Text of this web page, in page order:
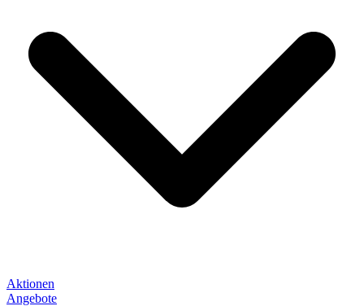
Aktionen
Angebote